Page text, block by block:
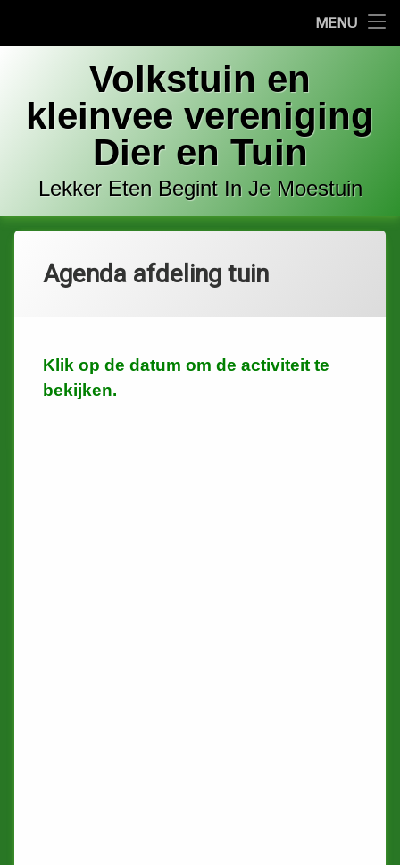
MENU
Bestuur
Contact
Commissies
Tuin / kavel te huur
inhoud
Volkstuin en
kleinvee vereniging
Dier en Tuin
Lekker Eten Begint In Je Moestuin
Agenda afdeling tuin
Klik op de datum om de activiteit te
bekijken.